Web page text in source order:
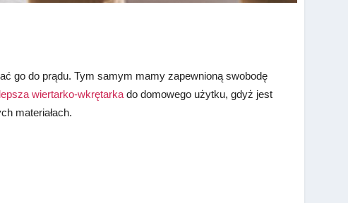
go do prądu. Tym samym mamy zapewnioną swobodę
wiertarko-wkrętarka do domowego użytku, gdyż jest
materiałach.